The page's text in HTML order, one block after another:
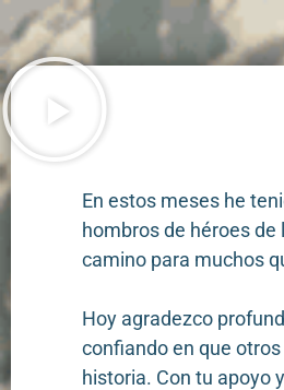
En estos meses he
hombros de héroes
camino para muchos
Hoy agradezco
confiando en que
historia. Con tu apoyo